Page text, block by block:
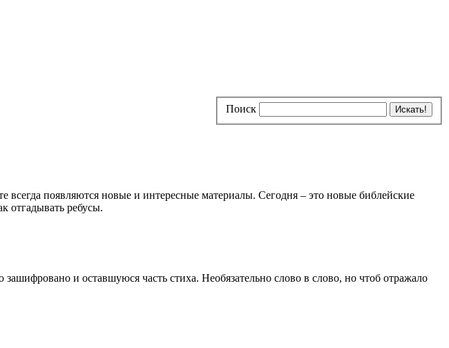
Поиск
всегда появляются новые и интересные материалы. Сегодня – это новые библейские
отгадывать ребусы.
и оставшуюся часть стиха. Необязательно слово в слово, но чтоб отражало